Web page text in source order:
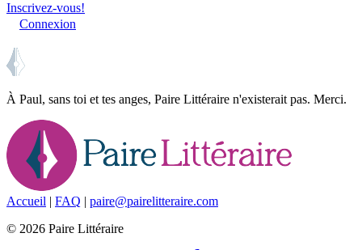
Inscrivez-vous!
Connexion
À Paul, sans toi et tes anges, Paire Littéraire n'existerait pas. Merci.
Accueil | FAQ | paire@pairelitteraire.com
© 2026 Paire Littéraire